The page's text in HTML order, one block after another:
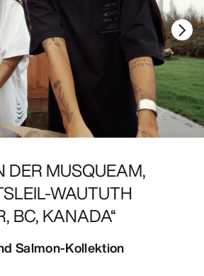
DER MUSQUEAM,
WAUTUTH
BC, KANADA“
Salmon-Kollektion